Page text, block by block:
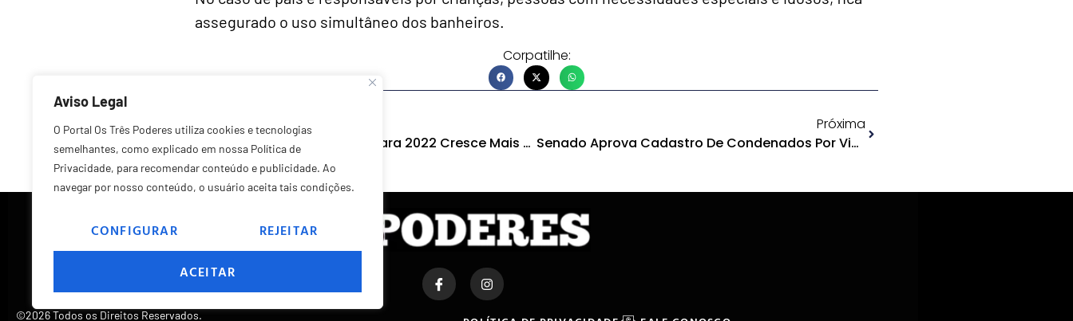
Aviso Legal
O Portal Os Três Poderes utiliza cookies e tecnologias
semelhantes, como explicado em nossa Política de
Privacidade, para recomendar conteúdo e publicidade. Ao
navegar por nosso conteúdo, o usuário aceita tais condições.
CONFIGURAR REJEITAR
ACEITAR
assegurado o uso simultâneo dos banheiros.
Corpatilhe:
Anterior
Orçamento Da Prefeitura Para 2022 Cresce Mais R$ 30 Milhões Com Emendas Da Aleam
Próxima
Senado Aprova Cadastro De Condenados Por Violência Contra Mulher
©2026 Todos os Direitos Reservados.